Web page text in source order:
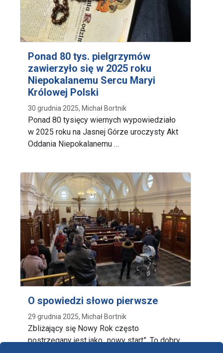
Ponad 80 tys. pielgrzymów
zawierzyło się w 2025 roku
Niepokalanemu Sercu Maryi
Królowej Polski
30 grudnia 2025, Michał Bortnik
Ponad 80 tysięcy wiernych wypowiedziało
w 2025 roku na Jasnej Górze uroczysty Akt
Oddania Niepokalanemu …
O spowiedzi słowo pierwsze
29 grudnia 2025, Michał Bortnik
Zbliżający się Nowy Rok często
postrzegany jest jako „nowy start”. To dobry